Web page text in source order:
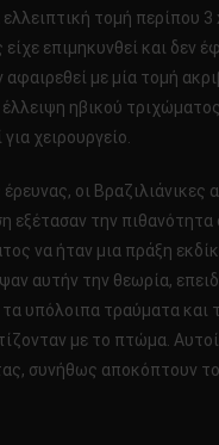
τομή περίπου 3
επιμηκυνθεί και δεν
με μία τομή
ηβικού
χειρουργείο.
οι Βραζιλιάνικες
εξέτασαν την πιθανότητα
να ήταν μια πράξη
αυτήν την θεωρία,
υπόλοιπα τραύματα και
με το πτώμα.
συνήθως αποκόπτουν